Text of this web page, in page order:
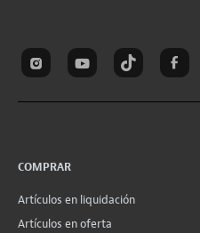
COMPRAR
Artículos en liquidación
Artículos en oferta